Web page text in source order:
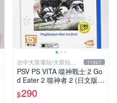
台中大眾電玩/大眾玩具
店
11527
PSV PS VITA 噬神戰士 2 Go
d Eater 2 噬神者 2 (日文版)**
(二手商品)【台中大眾電玩】
$290